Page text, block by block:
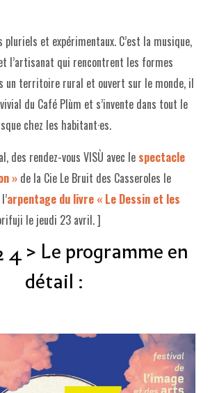
et expérimentaux. C’est la musique,
l’artisanat qui rencontrent les formes
un territoire rural et ouvert sur le monde, il
du Café Plùm et s’invente dans tout le
chez les habitant·es.
des rendez-vous VISÙ avec le spectacle
» de la Cie Le Bruit des Casseroles le
arpentage du livre « Le Dessin et les
le jeudi 23 avril. ]
> Le programme en
détail :